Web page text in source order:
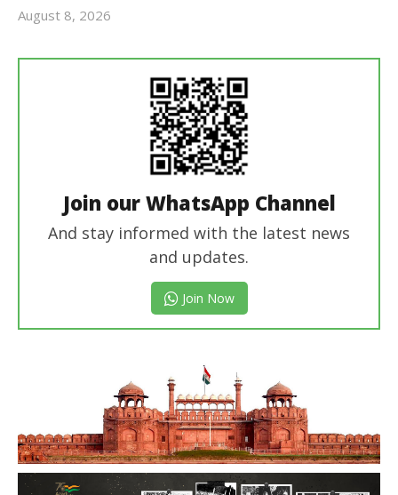
August 8, 2026
Join our WhatsApp Channel
And stay informed with the latest news
and updates.
Join Now